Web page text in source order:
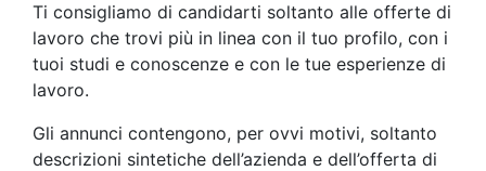
Ti consigliamo di candidarti soltanto alle offerte di
lavoro che trovi più in linea con il tuo profilo, con i
tuoi studi e conoscenze e con le tue esperienze di
lavoro.
Gli annunci contengono, per ovvi motivi, soltanto
descrizioni sintetiche dell’azienda e dell’offerta di